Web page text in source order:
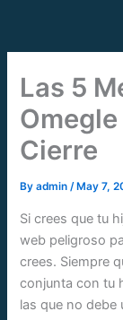
content
Las 5
Cierre
Byadmin/ May 7,
Si crees que tu
web peligroso
crees. Siempre
conjunta con tu
las que no debe